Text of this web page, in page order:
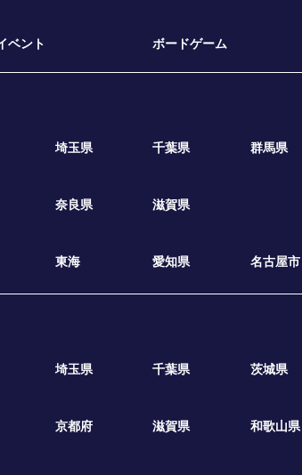
ベント ボードゲーム
埼玉県 千葉県 群馬県
奈良県 滋賀県
東海 愛知県 名古屋市
埼玉県 千葉県 茨城県
京都府 滋賀県 和歌山県